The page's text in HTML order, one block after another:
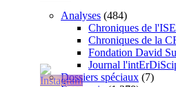
Analyses (484)
Chroniques de l'ISE
Chroniques de la
Fondation David
Journal
Dossiers spéciaux (7)